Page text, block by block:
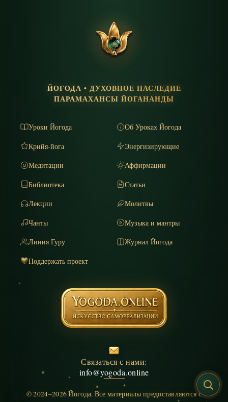
ЙОГОДА • ДУХОВНОЕ НАСЛЕДИЕ
ПАРАМАХАНСЫ ЙОГАНАНДЫ
Уроки Йогода
Об Уроках Йогода
Крийя-йога
Энергизирующие
Медитации
Аффирмации
Библиотека
Статьи
Лекции
Молитвы
Чанты
Музыка и мантры
Линия Гуру
Журнал Йогода
Поддержать проект
Связаться с нами:
info@yogoda.online
© 2024–2026 Йогода. Все материалы предоставляются с